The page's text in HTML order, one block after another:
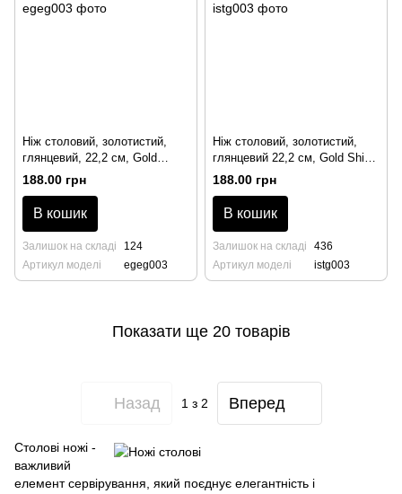
Ніж столовий, золотистий,
глянцевий, 22,2 см, Gold
Shine Ege Hira
188.00 грн
В кошик
Залишок на складі
124
Артикул моделі
egeg003
Ніж столовий, золотистий,
глянцевий 22,2 см, Gold Shine
Istanbul Hira
188.00 грн
В кошик
Залишок на складі
436
Артикул моделі
istg003
Показати ще 20 товарів
Назад 1з 2 Вперед
Столові ножі -
важливий
елемент сервірування, який поєднує елегантність і